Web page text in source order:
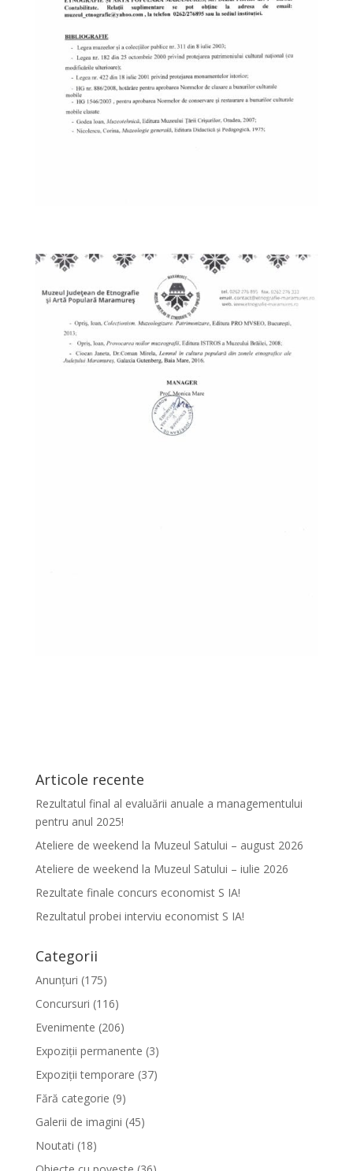
Articole recente
Rezultatul final al evaluării anuale a managementului
pentru anul 2025!
Ateliere de weekend la Muzeul Satului – august 2026
Ateliere de weekend la Muzeul Satului – iulie 2026
Rezultate finale concurs economist S IA!
Rezultatul probei interviu economist S IA!
Categorii
Anunțuri (175)
Concursuri (116)
Evenimente (206)
Expoziții permanente (3)
Expoziții temporare (37)
Fără categorie (9)
Galerii de imagini (45)
Noutati (18)